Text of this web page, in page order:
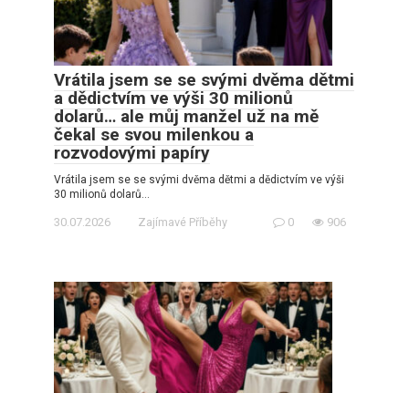
Vrátila jsem se se svými dvěma dětmi
a dědictvím ve výši 30 milionů
dolarů… ale můj manžel už na mě
čekal se svou milenkou a
rozvodovými papíry
Vrátila jsem se se svými dvěma dětmi a dědictvím ve výši
30 milionů dolarů…
30.07.2026 Zajímavé Příběhy 0 906